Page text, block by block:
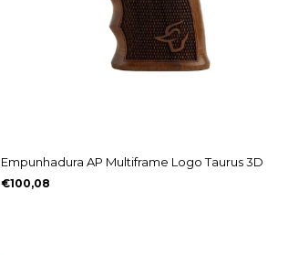
Empunhadura AP Multiframe Logo Taurus 3D
€100,08